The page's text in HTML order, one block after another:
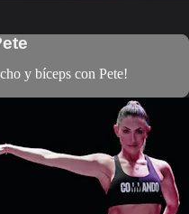
y bíceps con Pete!